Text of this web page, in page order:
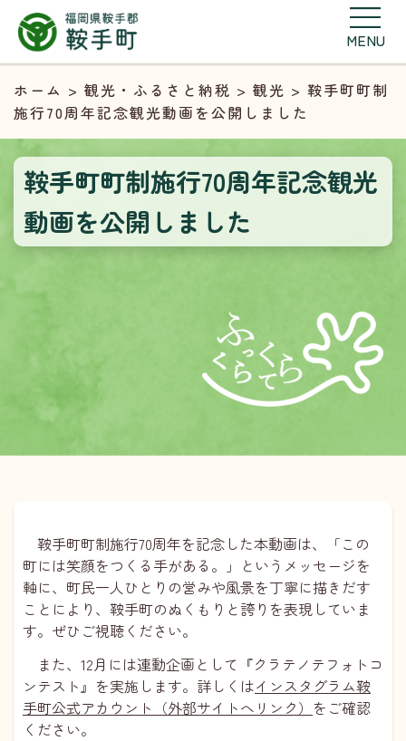
MENU
ホーム > 観光・ふるさと納税 > 観光 > 鞍手町町制
施行70周年記念観光動画を公開しました
鞍手町町制施行70周年記念観光
動画を公開しました
鞍手町町制施行70周年を記念した本動画は、「この
町には笑顔をつくる手がある。」というメッセージを
軸に、町民一人ひとりの営みや風景を丁寧に描きだす
ことにより、鞍手町のぬくもりと誇りを表現していま
す。ぜひご視聴ください。
また、12月には連動企画として『クラテノテフォトコ
ンテスト』を実施します。詳しくはインスタグラム鞍
手町公式アカウント（外部サイトへリンク） をご確認
ください。